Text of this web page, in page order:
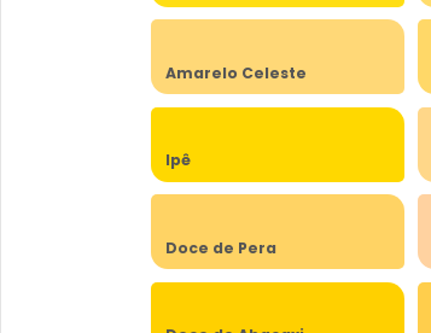
Amarelo Celeste
Ipê
Doce de Pera